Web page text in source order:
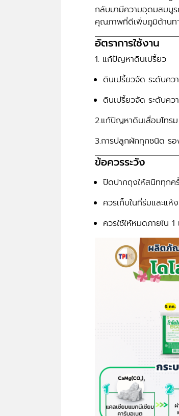
กลับมามีความอุดมสมบู
คุณภาพที่ดีเพิ่มภูมิต้านท
อัตราการใช้งาน
1. แก้ปัญหาดินเปรี้ยว
ดินเปรี้ยวจัด ระดับคว
ดินเปรี้ยวจัด ระดับคว
2.แก้ปัญหาดินเสื่อมโทร
3.การปลูกผักทุกชนิด ร
ข้อควรระวัง
ปิดปากถุงให้สนิททุกค
ควรเก็บในที่ร่มและแ
ควรใช้ให้หมดภายใน